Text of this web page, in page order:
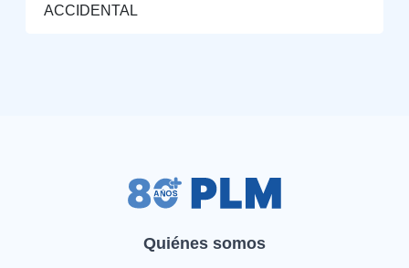
ACCIDENTAL
Quiénes somos